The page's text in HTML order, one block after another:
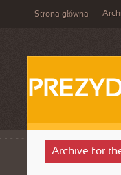
Strona główna
Archive for